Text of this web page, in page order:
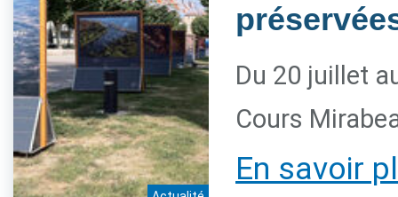
Du 20 juillet
Cours
En savoir